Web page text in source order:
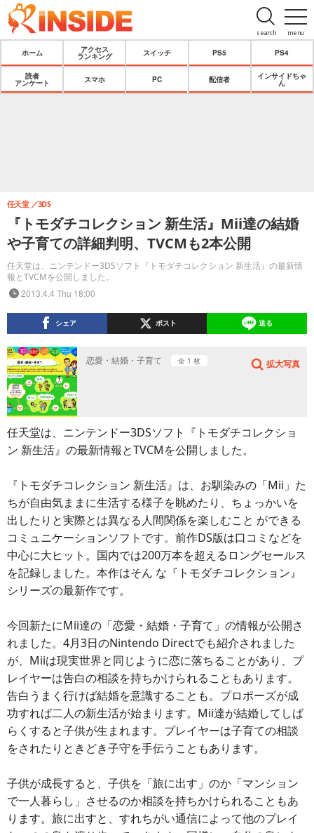
menu
search
ホーム
アクセス
ランキング
スイッチ PS5 PS4
読者
アンケート
スマホ PC 配信者
インサイドちゃ
ん
『トモダチコレクション 新生活』Mii達の結婚
や子育ての詳細判明、TVCMも2本公開
任天堂は、ニンテンドー3DSソフト『トモダチコレクション 新生活』の最新情
報とTVCMを公開しました。
任天堂 3DS
2013.4.4 Thu 18:00
シェア ポスト 送る
恋愛・結婚・子育て 全 1 枚 拡大写真
任天堂は、ニンテンドー3DSソフト『トモダチコレクショ
ン 新生活』の最新情報とTVCMを公開しました。
『トモダチコレクション 新生活』は、お馴染みの「Mii」た
ちが自由気ままに生活する様子を眺めたり、ちょっかいを
出したりと実際とは異なる人間関係を楽しむこと ができる
コミュニケーションソフトです。前作DS版は口コミなどを
中心に大ヒット。国内では200万本を超えるロングセールス
を記録しました。本作はそん な『トモダチコレクション』
シリーズの最新作です。
今回新たにMii達の「恋愛・結婚・子育て」の情報が公開さ
れました。4月3日のNintendo Directでも紹介されました
が、Miiは現実世界と同じように恋に落ちることがあり、プ
レイヤーは告白の相談を持ちかけられることもあります。
告白うまく行けば結婚を意識することも。プロポーズが成
功すれば二人の新生活が始まります。Mii達が結婚してしば
らくすると子供が生まれます。プレイヤーは子育ての相談
をされたりときどき子守を手伝うこともあります。
子供が成長すると、子供を「旅に出す」のか「マンション
で一人暮らし」させるのか相談を持ちかけられることもあ
ります。旅に出すと、すれちがい通信によって他のプレイ